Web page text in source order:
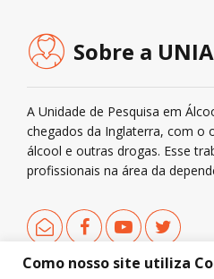
Sobre a
A Unidade de Pesquisa em
chegados da Inglaterra, com o
álcool e outras drogas. Esse
profissionais na área da
Como nosso site utiliza